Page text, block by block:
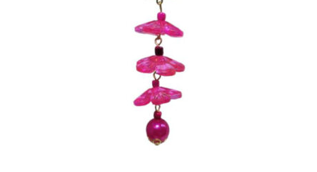
PENDIENTES CON
FLORECITAS DE PLASTICO
EN FUCSIA
15,00€